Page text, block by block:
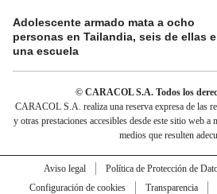
Adolescente armado mata a ocho
personas en Tailandia, seis de ellas
una escuela
© CARACOL S.A. Todos los
CARACOL S.A. realiza una reserva expresa de las
y otras prestaciones accesibles desde este sitio web a
medios que resulten
Aviso legal Política de Protección de
Configuración de cookies
Transparencia